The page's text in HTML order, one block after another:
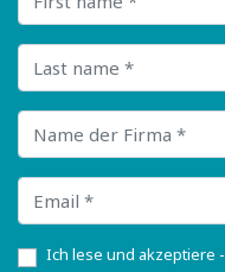
Last name
Name der Firma
Email
Ich lese und akzeptiere -